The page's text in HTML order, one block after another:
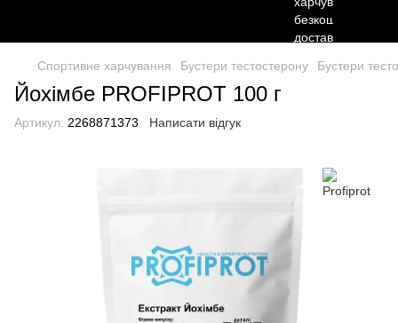
Спортивне харчування Бустери тестостерону Бустери
Йохімбе PROFIPROT 100 г
Артикул: 2268871373 Написати відгук